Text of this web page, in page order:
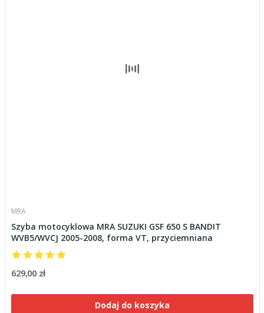
MRA
Szyba motocyklowa MRA SUZUKI GSF 650 S BANDIT
WVB5/WVCJ 2005-2008, forma VT, przyciemniana
629,00 zł
Dodaj do koszyka